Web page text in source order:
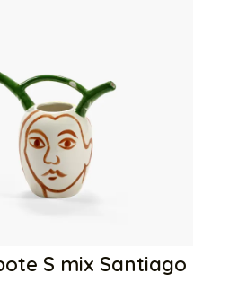
S mix Santiago